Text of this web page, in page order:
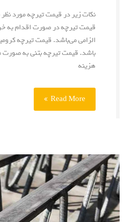
نکات زیر در قیمت تیرچه مورد
قیمت تیرچه در صورت اقدام به
الزامی می‌باشد. قیمت تیرچه
باشد. قیمت تیرچه بتنی به
هزینه
Read More